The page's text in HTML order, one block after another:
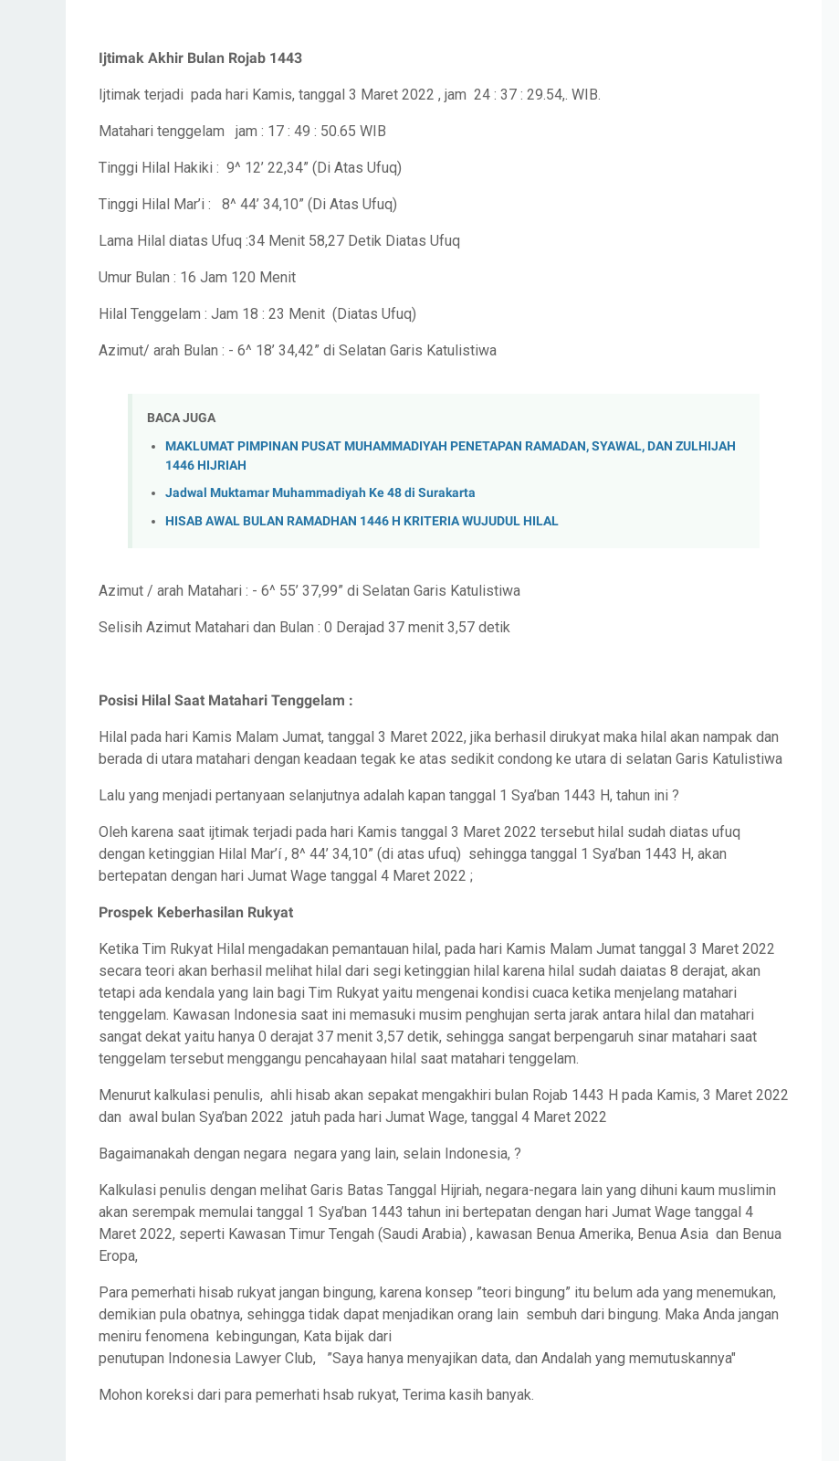
Ijtimak Akhir Bulan Rojab 1443
Ijtimak terjadi pada hari Kamis, tanggal 3 Maret 2022 , jam 24 : 37 : 29.54,. WIB.
Matahari tenggelam jam : 17 : 49 : 50.65 WIB
Tinggi Hilal Hakiki : 9^ 12’ 22,34” (Di Atas Ufuq)
Tinggi Hilal Mar’i : 8^ 44’ 34,10” (Di Atas Ufuq)
Lama Hilal diatas Ufuq :34 Menit 58,27 Detik Diatas Ufuq
Umur Bulan : 16 Jam 120 Menit
Hilal Tenggelam : Jam 18 : 23 Menit (Diatas Ufuq)
Azimut/ arah Bulan : - 6^ 18’ 34,42” di Selatan Garis Katulistiwa
BACA JUGA
MAKLUMAT PIMPINAN PUSAT MUHAMMADIYAH PENETAPAN RAMADAN, SYAWAL, DAN ZULHIJAH
1446 HIJRIAH
Jadwal Muktamar Muhammadiyah Ke 48 di Surakarta
HISAB AWAL BULAN RAMADHAN 1446 H KRITERIA WUJUDUL HILAL
Azimut / arah Matahari : - 6^ 55’ 37,99” di Selatan Garis Katulistiwa
Selisih Azimut Matahari dan Bulan : 0 Derajad 37 menit 3,57 detik
Posisi Hilal Saat Matahari Tenggelam :
Hilal pada hari Kamis Malam Jumat, tanggal 3 Maret 2022, jika berhasil dirukyat maka hilal akan nampak dan
berada di utara matahari dengan keadaan tegak ke atas sedikit condong ke utara di selatan Garis Katulistiwa
Lalu yang menjadi pertanyaan selanjutnya adalah kapan tanggal 1 Sya’ban 1443 H, tahun ini ?
Oleh karena saat ijtimak terjadi pada hari Kamis tanggal 3 Maret 2022 tersebut hilal sudah diatas ufuq
dengan ketinggian Hilal Mar’í , 8^ 44’ 34,10” (di atas ufuq) sehingga tanggal 1 Sya’ban 1443 H, akan
bertepatan dengan hari Jumat Wage tanggal 4 Maret 2022 ;
Prospek Keberhasilan Rukyat
Ketika Tim Rukyat Hilal mengadakan pemantauan hilal, pada hari Kamis Malam Jumat tanggal 3 Maret 2022
secara teori akan berhasil melihat hilal dari segi ketinggian hilal karena hilal sudah daiatas 8 derajat, akan
tetapi ada kendala yang lain bagi Tim Rukyat yaitu mengenai kondisi cuaca ketika menjelang matahari
tenggelam. Kawasan Indonesia saat ini memasuki musim penghujan serta jarak antara hilal dan matahari
sangat dekat yaitu hanya 0 derajat 37 menit 3,57 detik, sehingga sangat berpengaruh sinar matahari saat
tenggelam tersebut menggangu pencahayaan hilal saat matahari tenggelam.
Menurut kalkulasi penulis, ahli hisab akan sepakat mengakhiri bulan Rojab 1443 H pada Kamis, 3 Maret 2022
dan awal bulan Sya’ban 2022 jatuh pada hari Jumat Wage, tanggal 4 Maret 2022
Bagaimanakah dengan negara negara yang lain, selain Indonesia, ?
Kalkulasi penulis dengan melihat Garis Batas Tanggal Hijriah, negara-negara lain yang dihuni kaum muslimin
akan serempak memulai tanggal 1 Sya’ban 1443 tahun ini bertepatan dengan hari Jumat Wage tanggal 4
Maret 2022, seperti Kawasan Timur Tengah (Saudi Arabia) , kawasan Benua Amerika, Benua Asia dan Benua
Eropa,
Para pemerhati hisab rukyat jangan bingung, karena konsep ”teori bingung” itu belum ada yang menemukan,
demikian pula obatnya, sehingga tidak dapat menjadikan orang lain sembuh dari bingung. Maka Anda jangan
meniru fenomena kebingungan, Kata bijak dari
penutupan Indonesia Lawyer Club, ”Saya hanya menyajikan data, dan Andalah yang memutuskannya"
Mohon koreksi dari para pemerhati hsab rukyat, Terima kasih banyak.